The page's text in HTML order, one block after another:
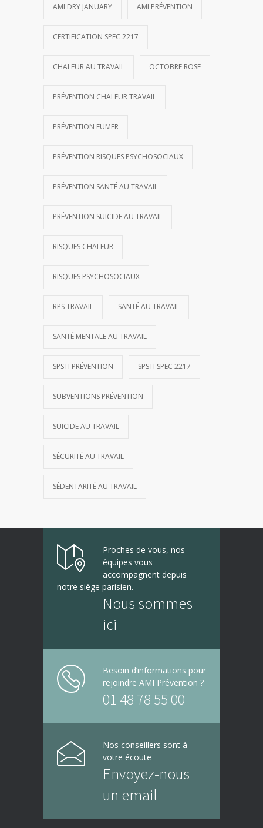
AMI DRY JANUARY AMI PRÉVENTION
CERTIFICATION SPEC 2217
CHALEUR AU TRAVAIL OCTOBRE ROSE
PRÉVENTION CHALEUR TRAVAIL
PRÉVENTION FUMER
PRÉVENTION RISQUES PSYCHOSOCIAUX
PRÉVENTION SANTÉ AU TRAVAIL
PRÉVENTION SUICIDE AU TRAVAIL
RISQUES CHALEUR
RISQUES PSYCHOSOCIAUX
RPS TRAVAIL SANTÉ AU TRAVAIL
SANTÉ MENTALE AU TRAVAIL
SPSTI PRÉVENTION SPSTI SPEC 2217
SUBVENTIONS PRÉVENTION
SUICIDE AU TRAVAIL
SÉCURITÉ AU TRAVAIL
SÉDENTARITÉ AU TRAVAIL
Proches de vous, nos
équipes vous
accompagnent depuis
notre siège parisien.
Nous sommes
ici
Besoin d’informations pour
rejoindre AMI Prévention ?
01 48 78 55 00
Nos conseillers sont à
votre écoute
Envoyez-nous
un email